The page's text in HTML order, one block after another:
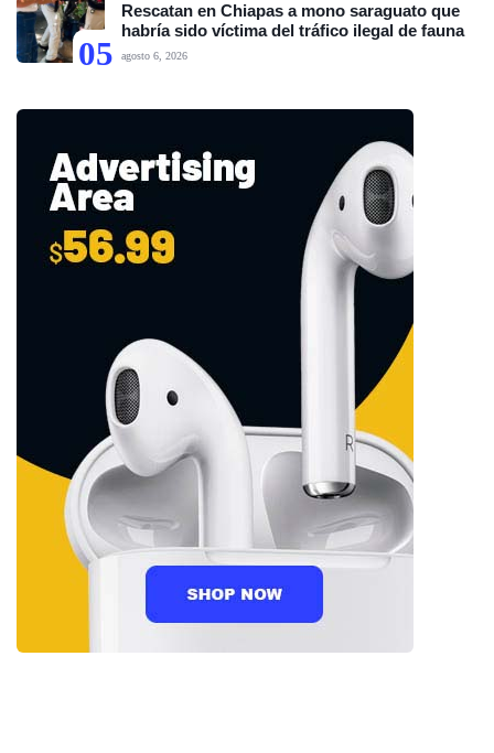
05
Rescatan en Chiapas a mono saraguato que
habría sido víctima del tráfico ilegal de fauna
agosto 6, 2026